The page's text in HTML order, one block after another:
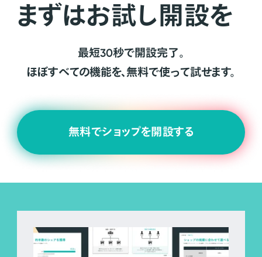
まずはお試し開設を
最短30秒で開設完了。
ほぼすべての機能を、無料で使って試せます。
無料でショップを開設する